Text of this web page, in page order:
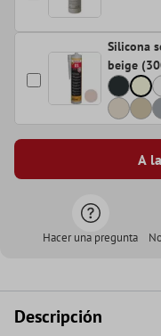
Silicona
beige
A
Hacer una pregunta
Descripción